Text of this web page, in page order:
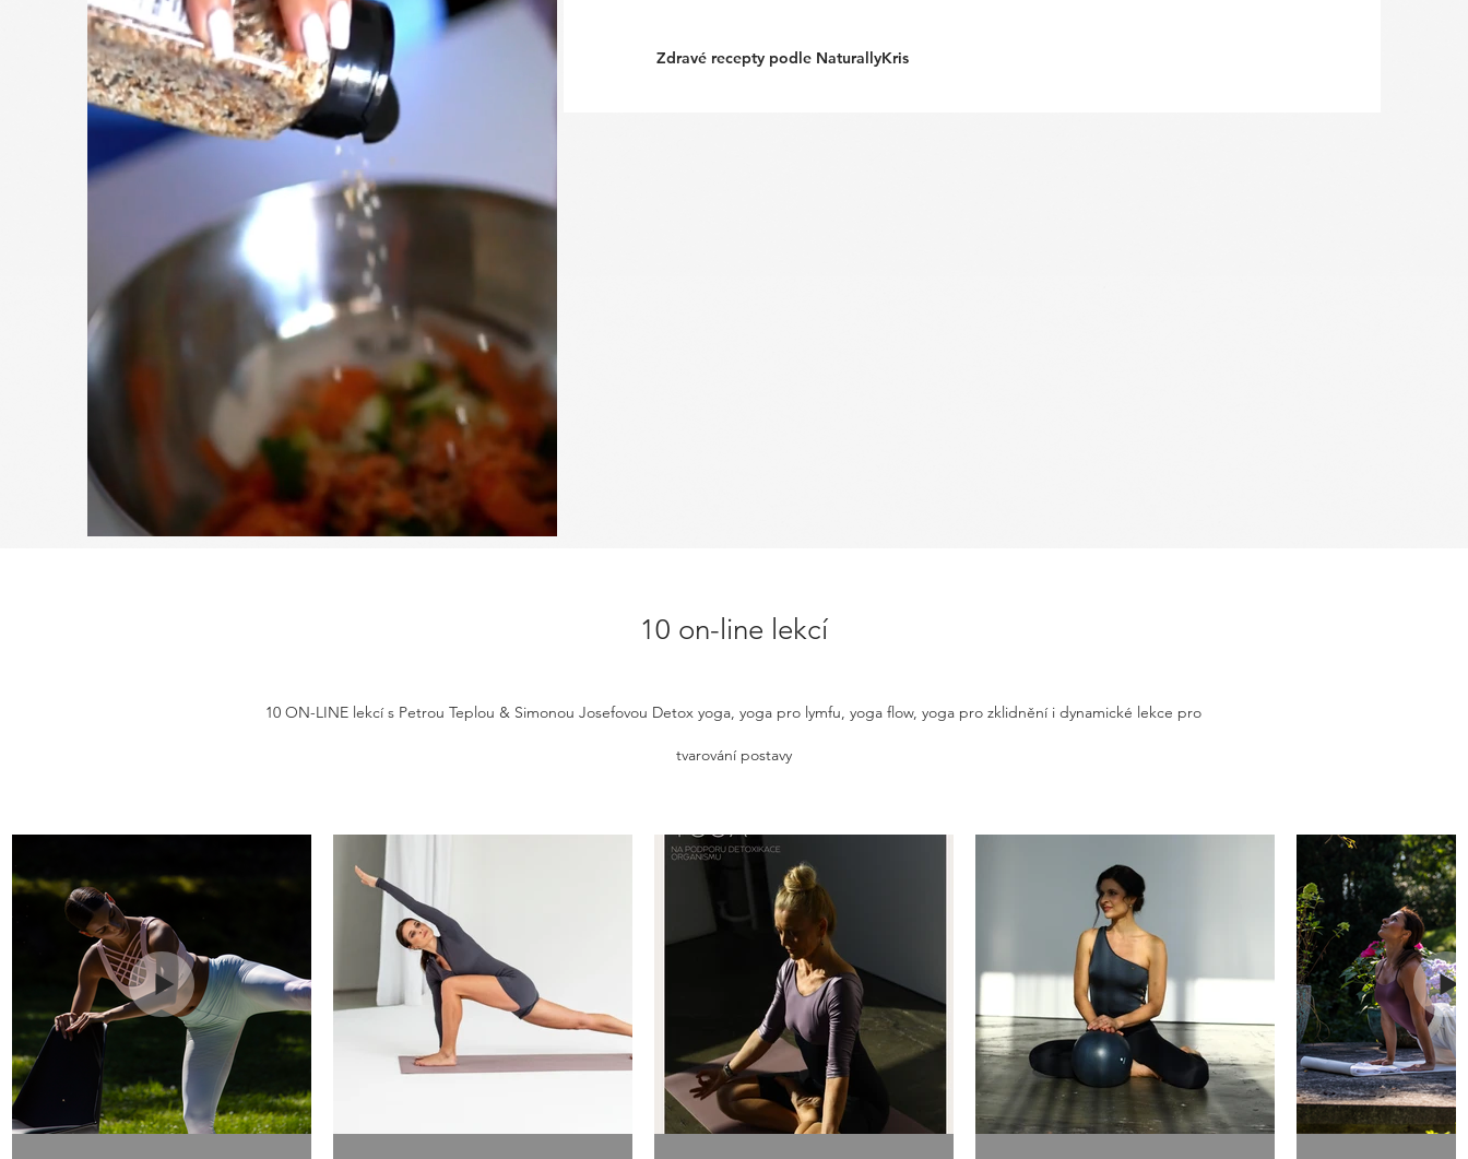
Zdravé recepty podle NaturallyKris
10 on-line lekcí
10 ON-LINE lekcí s Petrou Teplou & Simonou Josefovou Detox yoga, yoga pro lymfu, yoga flow, yoga pro zklidnění i dynamické lekce pro
tvarování postavy